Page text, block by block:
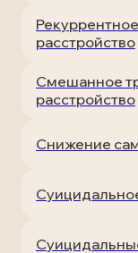
расстройство
Смешанное
расстройство
Снижение